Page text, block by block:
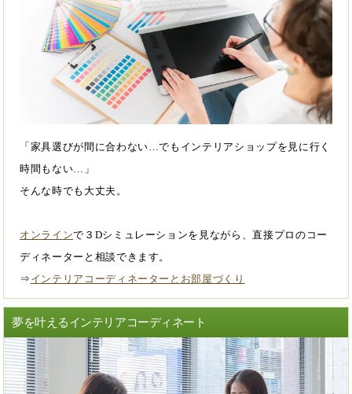
「家具選びが間に合わない…でもインテリアショップを見に行く
時間もない…」
そんな時でも大丈夫。
オンラインで３Dシミュレーションを見ながら、直接プロのコー
ディネーターと相談できます。
⇒ インテリアコーディネーターとお部屋づくり
夢を叶えるインテリアコーディネート